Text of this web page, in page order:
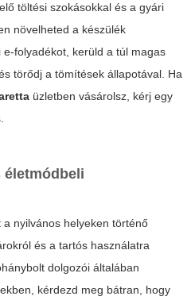
töltési szokásokkal és a gyári
növelheted a készülék
folyadékot, kerüld a túl magas
törődj a tömítések állapotával. Ha
üzletben vásárolsz, kérj egy
életmódbeli
nyilvános helyeken történő
és a tartós használatra
dolgozói általában
kérdezd meg bátran, hogy